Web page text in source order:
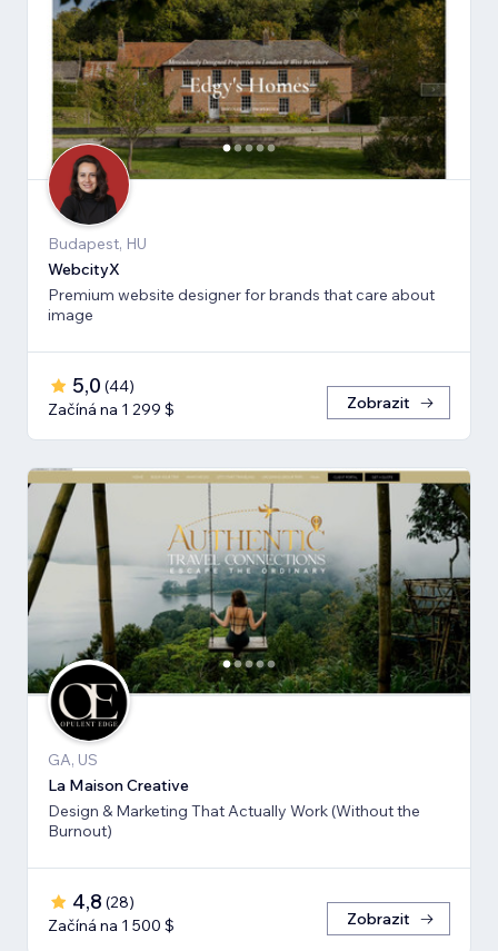
Budapest, HU
WebcityX
Premium website designer for brands that care about
image
5,0 (44)
Začíná na 1 299 $
Zobrazit
GA, US
La Maison Creative
Design & Marketing That Actually Work (Without the
Burnout)
4,8 (28)
Začíná na 1 500 $
Zobrazit